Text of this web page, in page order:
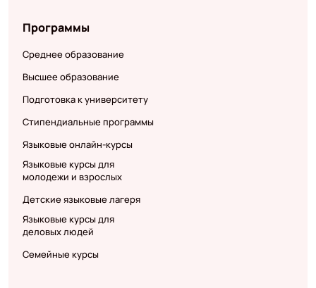
Программы
Среднее образование
Высшее образование
Подготовка к университету
Стипендиальные программы
Языковые онлайн-курсы
Языковые курсы для
молодежи и взрослых
Детские языковые лагеря
Языковые курсы для
деловых людей
Семейные курсы